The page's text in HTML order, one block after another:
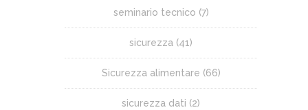
seminario tecnico (7)
sicurezza (41)
Sicurezza alimentare (66)
sicurezza dati (2)